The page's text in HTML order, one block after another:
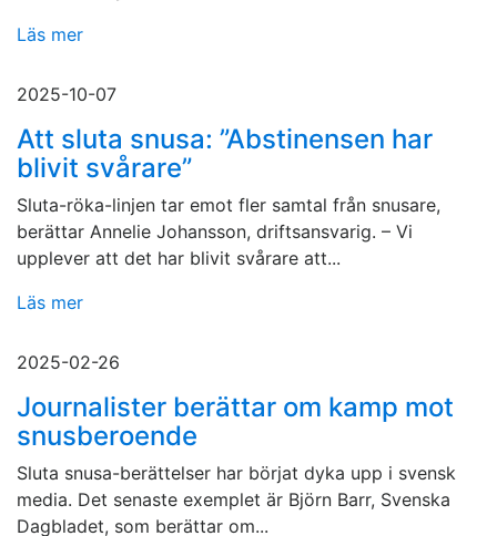
Läs mer
2025-10-07
Att sluta snusa: ”Abstinensen har
blivit svårare”
Sluta-röka-linjen tar emot fler samtal från snusare,
berättar Annelie Johansson, driftsansvarig. – Vi
upplever att det har blivit svårare att...
Läs mer
2025-02-26
Journalister berättar om kamp mot
snusberoende
Sluta snusa-berättelser har börjat dyka upp i svensk
media. Det senaste exemplet är Björn Barr, Svenska
Dagbladet, som berättar om...